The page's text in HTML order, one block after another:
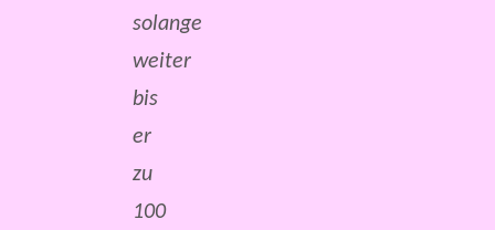
solange
weiter
bis
er
zu
100